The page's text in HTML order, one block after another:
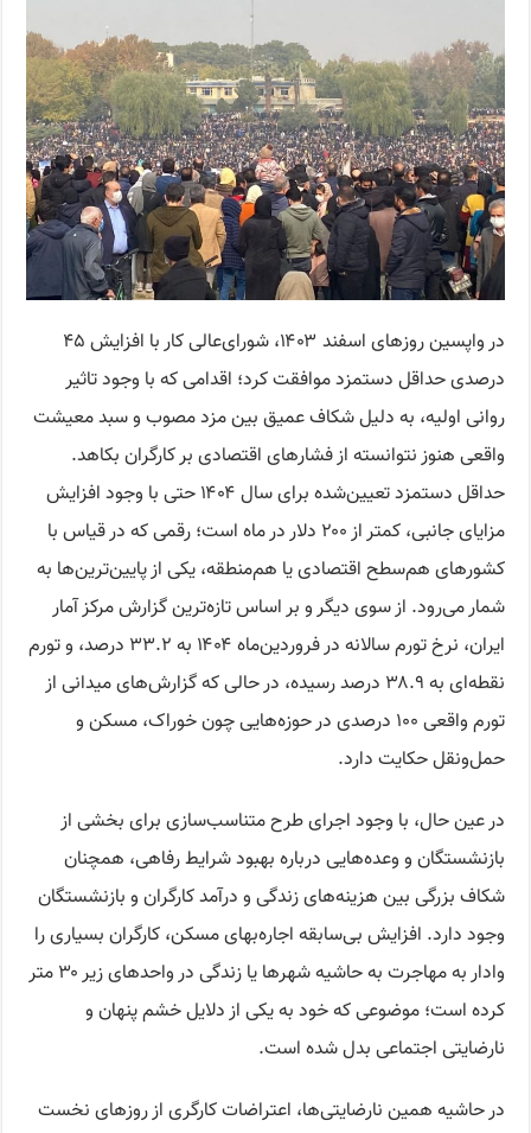
در واپسین روزهای اسفند ۱۴۰۳، شورای‌عالی کار با افزایش ۴۵
درصدی حداقل دستمزد موافقت کرد؛ اقدامی که با وجود تاثیر
روانی اولیه، به دلیل شکاف عمیق بین مزد مصوب و سبد معیشت
واقعی هنوز نتوانسته از فشارهای اقتصادی بر کارگران بکاهد.
حداقل دستمزد تعیین‌شده برای سال ۱۴۰۴ حتی با وجود افزایش
مزایای جانبی، کمتر از ۲۰۰ دلار در ماه است؛ رقمی که در قیاس با
کشورهای هم‌سطح اقتصادی یا هم‌منطقه، یکی از پایین‌ترین‌ها به
شمار می‌رود. از سوی دیگر و بر اساس تازه‌ترین گزارش مرکز آمار
ایران، نرخ تورم سالانه در فروردین‌ماه ۱۴۰۴ به ۳۳.۲ درصد، و تورم
نقطه‌ای به ۳۸.۹ درصد رسیده، در حالی که گزارش‌های میدانی از
تورم واقعی ۱۰۰ درصدی در حوزه‌هایی چون خوراک، مسکن و
حمل‌ونقل حکایت دارد.
در عین حال، با وجود اجرای طرح متناسب‌سازی برای بخشی از
بازنشستگان و وعده‌هایی درباره بهبود شرایط رفاهی، همچنان
شکاف بزرگی بین هزینه‌های زندگی و درآمد کارگران و بازنشستگان
وجود دارد. افزایش بی‌سابقه اجاره‌بهای مسکن، کارگران بسیاری را
وادار به مهاجرت به حاشیه شهرها یا زندگی در واحدهای زیر ۳۰ متر
کرده است؛ موضوعی که خود به یکی از دلایل خشم پنهان و
نارضایتی اجتماعی بدل شده است.
در حاشیه همین نارضایتی‌ها، اعتراضات کارگری از روزهای نخست